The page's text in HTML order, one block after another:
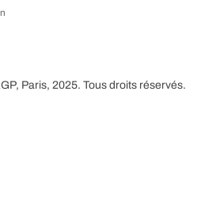
Paris, 2025. Tous droits réservés.